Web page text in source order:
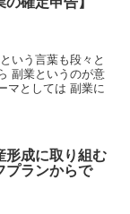
いう言葉も段々と
副業というのが意
マとしては 副業に
形成に取り組む
プランからで